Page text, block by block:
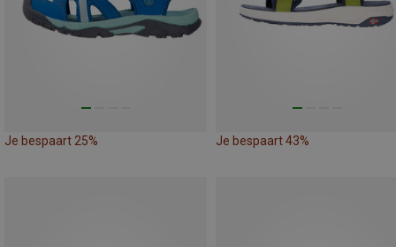
Je bespaart 25% Je bespaart 43%